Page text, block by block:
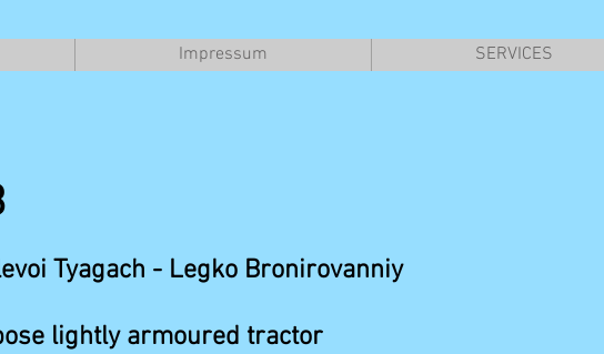
Impressum SERVICES
Tyagach - Legko Bronirovanniy
lightly armoured tractor